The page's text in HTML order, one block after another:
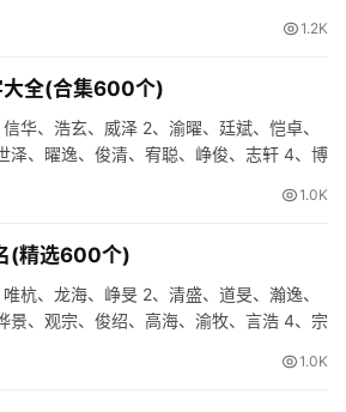
1.2K
全(合集600个)
华、浩玄、威泽 2、渝曜、廷斌、恺卓、
泽、曜逸、俊清、宥聪、峥俊、志轩 4、博
1.0K
(精选600个)
杭、龙海、峥旻 2、清盛、道旻、瀚逸、
景、观宗、俊绍、高海、渝牧、言浩 4、宗
1.0K